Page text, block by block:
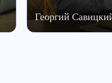
Георгий